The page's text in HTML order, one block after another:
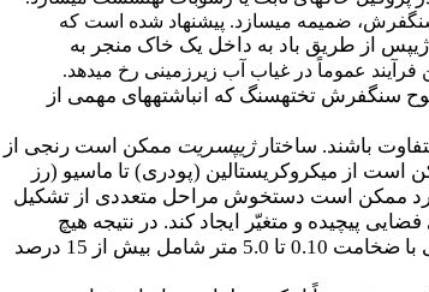
سنگفرش، ضمیمه می­سازد. پیشنهاد شده است که
ژیپس از طریق باد به داخل یک خاک منجر به
عموماً در غیاب آب زیرزمینی رخ می­دهد.
سنگ­فرش تخته­سنگ که انباشته­های مهمی از
باشند. ساختارژیپسریت ممکن است رنجی از
است از میکروکریستالین (پودری) تا ماسیو (رز
ممکن است دستخوش مراحل متعددی از تشکیل
پیچیده و متغیّر ایجاد کند. در نتیجه هیچ
ضخامت 0.10 تا 5.0 متر شامل بیش از 15 درصد